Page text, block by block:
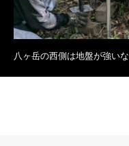
八ヶ岳の西側は地盤が強いな